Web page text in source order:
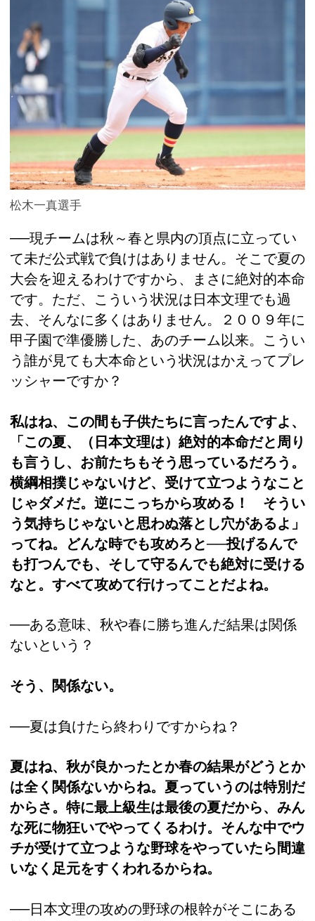
松木一真選手
──現チームは秋～春と県内の頂点に立ってい
て未だ公式戦で負けはありません。そこで夏の
大会を迎えるわけですから、まさに絶対的本命
です。ただ、こういう状況は日本文理でも過
去、そんなに多くはありません。２００９年に
甲子園で準優勝した、あのチーム以来。こうい
う誰が見ても大本命という状況はかえってプレ
ッシャーですか？
私はね、この間も子供たちに言ったんですよ、
「この夏、（日本文理は）絶対的本命だと周り
も言うし、お前たちもそう思っているだろう。
横綱相撲じゃないけど、受けて立つようなこと
じゃダメだ。逆にこっちから攻める！ そうい
う気持ちじゃないと思わぬ落とし穴があるよ」
ってね。どんな時でも攻めろと──投げるんで
も打つんでも、そして守るんでも絶対に受ける
なと。すべて攻めて行けってことだよね。
──ある意味、秋や春に勝ち進んだ結果は関係
ないという？
そう、関係ない。
──夏は負けたら終わりですからね？
夏はね、秋が良かったとか春の結果がどうとか
は全く関係ないからね。夏っていうのは特別だ
からさ。特に最上級生は最後の夏だから、みん
な死に物狂いでやってくるわけ。そんな中でウ
チが受けて立つような野球をやっていたら間違
いなく足元をすくわれるからね。
──日本文理の攻めの野球の根幹がそこにある